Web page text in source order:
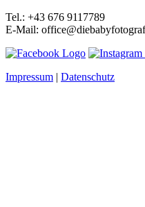
Tel.: +43 676 9117789
E-Mail:
Impressum | Datenschutz